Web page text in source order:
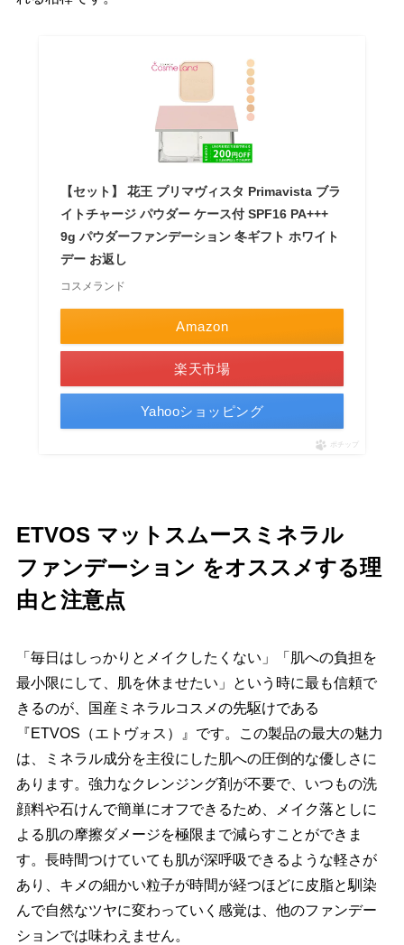
【セット】 花王 プリマヴィスタ Primavista ブラ
イトチャージ パウダー ケース付 SPF16 PA+++
9g パウダーファンデーション 冬ギフト ホワイト
デー お返し
コスメランド
Amazon
楽天市場
Yahooショッピング
ポチップ
ETVOS マットスムースミネラル
ファンデーション をオススメする理
由と注意点
「毎日はしっかりとメイクしたくない」「肌への負担を
最小限にして、肌を休ませたい」という時に最も信頼で
きるのが、国産ミネラルコスメの先駆けである
『ETVOS（エトヴォス）』です。この製品の最大の魅力
は、ミネラル成分を主役にした肌への圧倒的な優しさに
あります。強力なクレンジング剤が不要で、いつもの洗
顔料や石けんで簡単にオフできるため、メイク落としに
よる肌の摩擦ダメージを極限まで減らすことができま
す。長時間つけていても肌が深呼吸できるような軽さが
あり、キメの細かい粒子が時間が経つほどに皮脂と馴染
んで自然なツヤに変わっていく感覚は、他のファンデー
ションでは味わえません。